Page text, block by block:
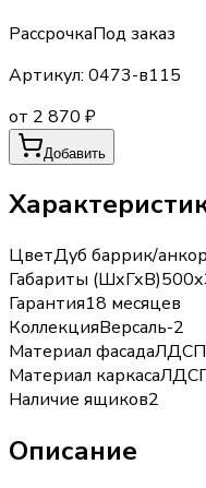
РассрочкаПод заказ
Артикул: 0473-в115
от 2 870 ₽
Добавить
ЦветДуб баррик/анкор
Габариты (ШхГхВ)
Гарантия18 месяцев
КоллекцияВерсаль-2
Материал фасадаЛДСП
Материал каркаса
Наличие ящиков2
Описание